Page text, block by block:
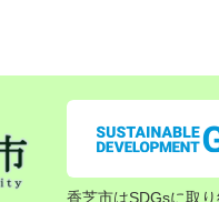
香芝市はSDGsに取り